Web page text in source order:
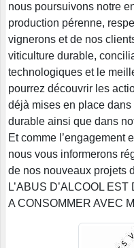
nous poursuivons notre
production pérenne,
vignerons et de nos
viticulture durable,
technologiques et le
pourrez découvrir les
déjà mises en place
durable ainsi que dans
Et comme l’engagement
nous vous informerons
de nos nouveaux projets
L’ABUS D’ALCOOL
A CONSOMMER AVEC